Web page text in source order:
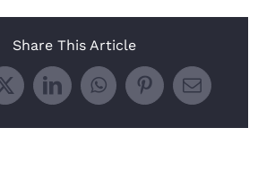
Share This Article
X LinkedInWhatsApp
PinterestEmail